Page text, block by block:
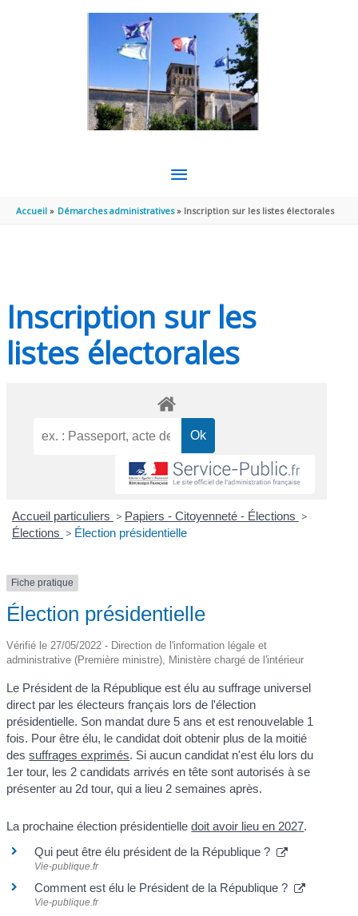
MENU
PRINCIPAL
Accueil Démarches administratives Inscription sur les listes électorales
Inscription sur les
listes électorales
Accueil particuliers > Papiers - Citoyenneté - Élections >
Élections > Élection présidentielle
Fiche pratique
Élection présidentielle
Vérifié le 27/05/2022 - Direction de l'information légale et
administrative (Première ministre), Ministère chargé de l'intérieur
Le Président de la République est élu au suffrage universel
direct par les électeurs français lors de l'élection
présidentielle. Son mandat dure 5 ans et est renouvelable 1
fois. Pour être élu, le candidat doit obtenir plus de la moitié
dessuffrages exprimés. Si aucun candidat n'est élu lors du
1er tour, les 2 candidats arrivés en tête sont autorisés à se
présenter au 2d tour, qui a lieu 2 semaines après.
La prochaine élection présidentielledoit avoir lieu en 2027.
Qui peut être élu président de la République ?
Vie-publique.fr
Comment est élu le Président de la République ?
Vie-publique.fr